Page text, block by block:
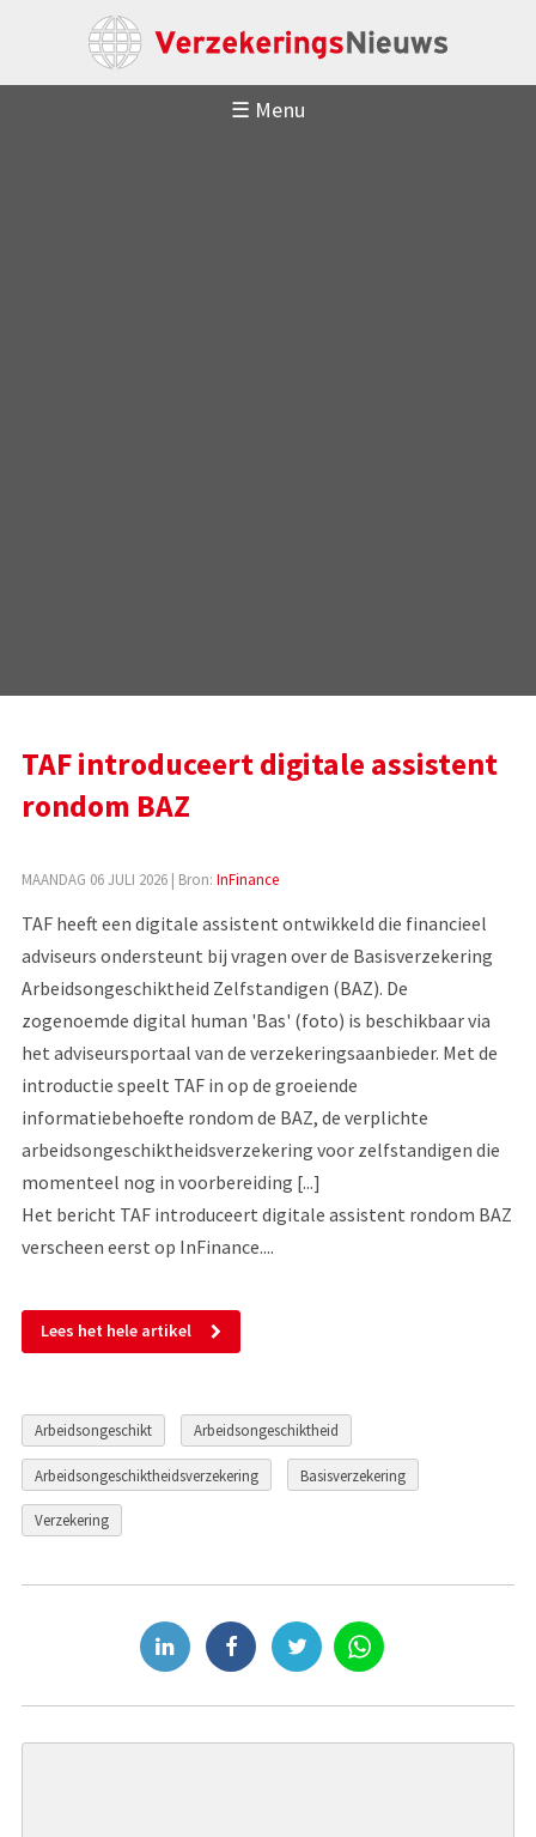
☰ Menu
TAF introduceert digitale assistent
rondom BAZ
MAANDAG 06 JULI 2026| Bron: InFinance
TAF heeft een digitale assistent ontwikkeld die financieel
adviseurs ondersteunt bij vragen over de Basisverzekering
Arbeidsongeschiktheid Zelfstandigen (BAZ). De
zogenoemde digital human 'Bas' (foto) is beschikbaar via
het adviseursportaal van de verzekeringsaanbieder. Met de
introductie speelt TAF in op de groeiende
informatiebehoefte rondom de BAZ, de verplichte
arbeidsongeschiktheidsverzekering voor zelfstandigen die
momenteel nog in voorbereiding [...]
Het bericht TAF introduceert digitale assistent rondom BAZ
verscheen eerst op InFinance....
Lees het hele artikel
Arbeidsongeschikt Arbeidsongeschiktheid
Arbeidsongeschiktheidsverzekering Basisverzekering
Verzekering